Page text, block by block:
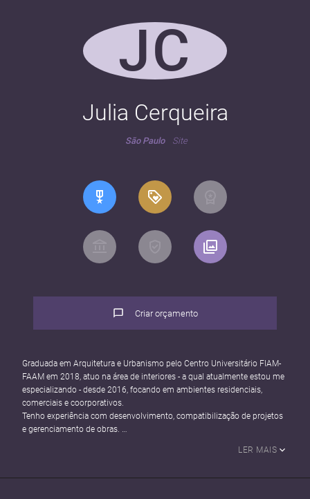
JC
Julia Cerqueira
São Paulo Site
Criar orçamento
Graduada em Arquitetura e Urbanismo pelo Centro Universitário FIAM-
FAAM em 2018, atuo na área de interiores - a qual atualmente estou me
especializando - desde 2016, focando em ambientes residenciais,
comerciais e coorporativos.
Tenho experiência com desenvolvimento, compatibilização de projetos
e gerenciamento de obras.
Arquitetura Comercial: Visual Merchandising & Store Design; Feng Shui,
LER MAIS